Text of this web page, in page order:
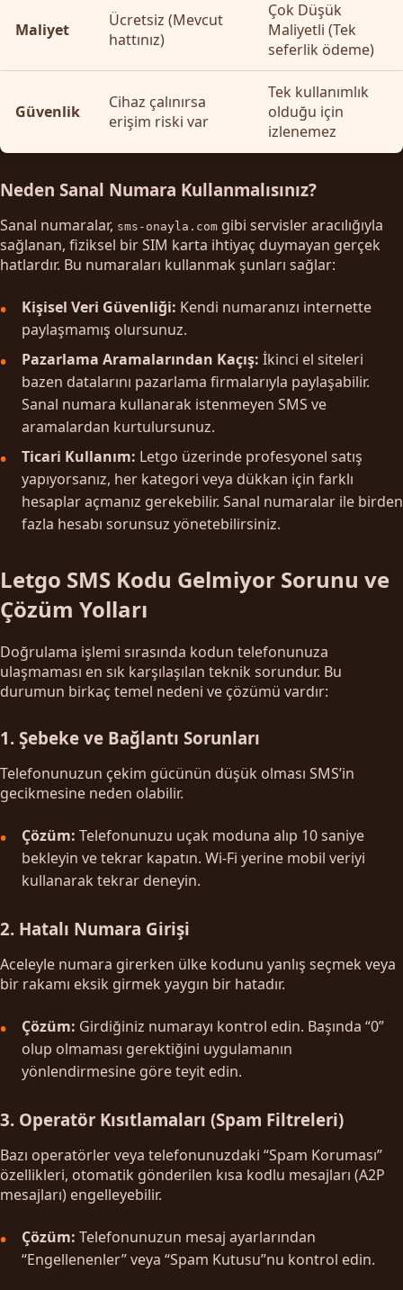
Maliyet
Ücretsiz (Mevcut
hattınız)
Çok Düşük
Maliyetli (Tek
seferlik ödeme)
Güvenlik
Cihaz çalınırsa
erişim riski var
Tek kullanımlık
olduğu için
izlenemez
Neden Sanal Numara Kullanmalısınız?
Sanal numaralar, sms-onayla.com gibi servisler aracılığıyla
sağlanan, fiziksel bir SIM karta ihtiyaç duymayan gerçek
hatlardır. Bu numaraları kullanmak şunları sağlar:
Kişisel Veri Güvenliği: Kendi numaranızı internette
paylaşmamış olursunuz.
Pazarlama Aramalarından Kaçış: İkinci el siteleri
bazen datalarını pazarlama firmalarıyla paylaşabilir.
Sanal numara kullanarak istenmeyen SMS ve
aramalardan kurtulursunuz.
Ticari Kullanım: Letgo üzerinde profesyonel satış
yapıyorsanız, her kategori veya dükkan için farklı
hesaplar açmanız gerekebilir. Sanal numaralar ile birden
fazla hesabı sorunsuz yönetebilirsiniz.
Letgo SMS Kodu Gelmiyor Sorunu ve
Çözüm Yolları
Doğrulama işlemi sırasında kodun telefonunuza
ulaşmaması en sık karşılaşılan teknik sorundur. Bu
durumun birkaç temel nedeni ve çözümü vardır:
1. Şebeke ve Bağlantı Sorunları
Telefonunuzun çekim gücünün düşük olması SMS’in
gecikmesine neden olabilir.
Çözüm: Telefonunuzu uçak moduna alıp 10 saniye
bekleyin ve tekrar kapatın. Wi-Fi yerine mobil veriyi
kullanarak tekrar deneyin.
2. Hatalı Numara Girişi
Aceleyle numara girerken ülke kodunu yanlış seçmek veya
bir rakamı eksik girmek yaygın bir hatadır.
Çözüm: Girdiğiniz numarayı kontrol edin. Başında “0”
olup olmaması gerektiğini uygulamanın
yönlendirmesine göre teyit edin.
3. Operatör Kısıtlamaları (Spam Filtreleri)
Bazı operatörler veya telefonunuzdaki “Spam Koruması”
özellikleri, otomatik gönderilen kısa kodlu mesajları (A2P
mesajları) engelleyebilir.
Çözüm: Telefonunuzun mesaj ayarlarından
“Engellenenler” veya “Spam Kutusu”nu kontrol edin.